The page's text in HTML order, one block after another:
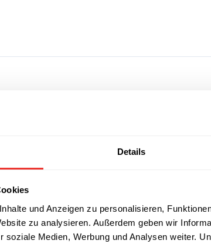
Details
und Anzeigen zu personalisieren,
zu analysieren. Außerdem geben wir
soziale Medien, Werbung und Analysen weiter.